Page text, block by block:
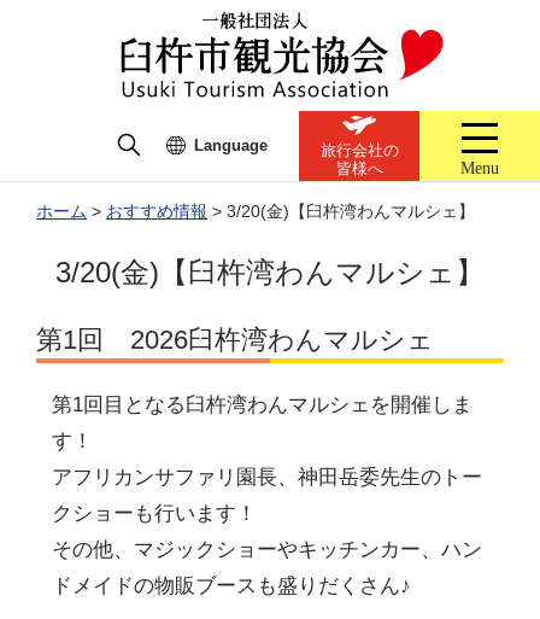
Language
旅行会社の
皆様へ
Menu
ホーム > おすすめ情報 > 3/20(金)【臼杵湾わんマルシェ】
3/20(金)【臼杵湾わんマルシェ】
第1回 2026臼杵湾わんマルシェ
第1回目となる臼杵湾わんマルシェを開催しま
す！
アフリカンサファリ園長、神田岳委先生のトー
クショーも行います！
その他、マジックショーやキッチンカー、ハン
ドメイドの物販ブースも盛りだくさん♪